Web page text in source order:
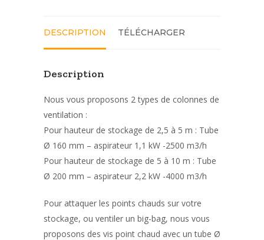
DESCRIPTION TÉLÉCHARGER
Description
Nous vous proposons 2 types de colonnes de
ventilation :
Pour hauteur de stockage de 2,5 à 5 m : Tube
Ø 160 mm – aspirateur 1,1 kW -2500 m3/h
Pour hauteur de stockage de 5 à 10 m : Tube
Ø 200 mm – aspirateur 2,2 kW -4000 m3/h
Pour attaquer les points chauds sur votre
stockage, ou ventiler un big-bag, nous vous
proposons des vis point chaud avec un tube Ø